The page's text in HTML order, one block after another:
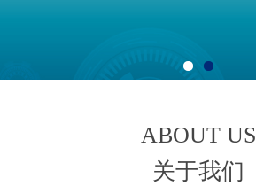
例
ABOUT US
关于我们